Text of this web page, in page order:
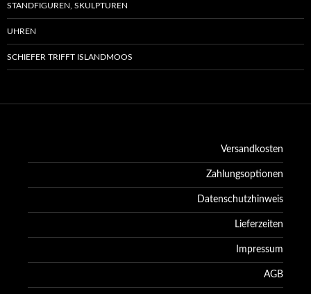
STANDFIGUREN, SKULPTUREN
UHREN
SCHIEFER TRIFFT ISLANDMOOS
Versandkosten
Zahlungsoptionen
Datenschutzhinweis
Lieferzeiten
Impressum
AGB